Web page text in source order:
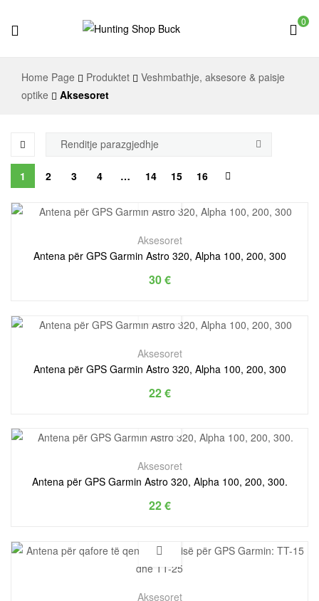
Shop
0
Home Page Produktet
Veshmbathje, aksesore & paisje
optike
Aksesoret
1 2 3 4 … 14 15 16
Aksesoret
Antena për GPS Garmin Astro 320, Alpha 100, 200, 300
30€
Aksesoret
Antena për GPS Garmin Astro 320, Alpha 100, 200, 300
22€
Aksesoret
Antena për GPS Garmin Astro 320, Alpha 100, 200, 300.
22€
Aksesoret